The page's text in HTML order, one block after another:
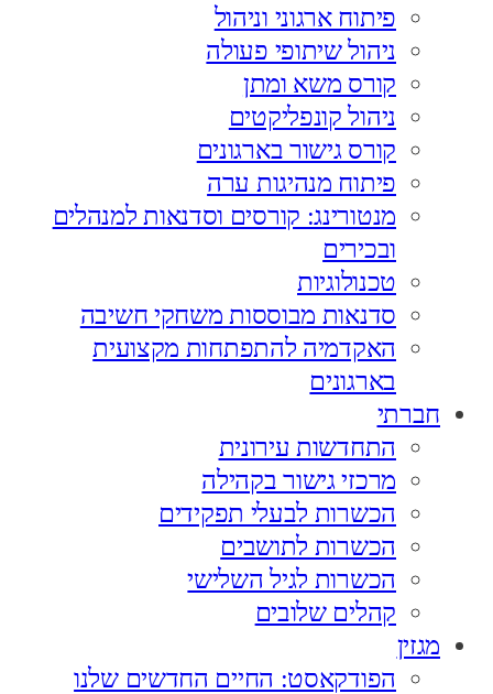
פיתוח ארגוני וניהול
ניהול שיתופי פעולה
קורס משא ומתן
ניהול קונפליקטים
קורס גישור בארגונים
פיתוח מנהיגות ערה
מנטורינג: קורסים וסדנאות למנהלים
ובכירים
טכנולוגיות
סדנאות מבוססות משחקי חשיבה
האקדמיה להתפתחות מקצועית
בארגונים
חברתי
התחדשות עירונית
מרכזי גישור בקהילה
הכשרות לבעלי תפקידים
הכשרות לתושבים
הכשרות לגיל השלישי
קהלים שלובים
מגזין
הפודקאסט: החיים החדשים שלנו